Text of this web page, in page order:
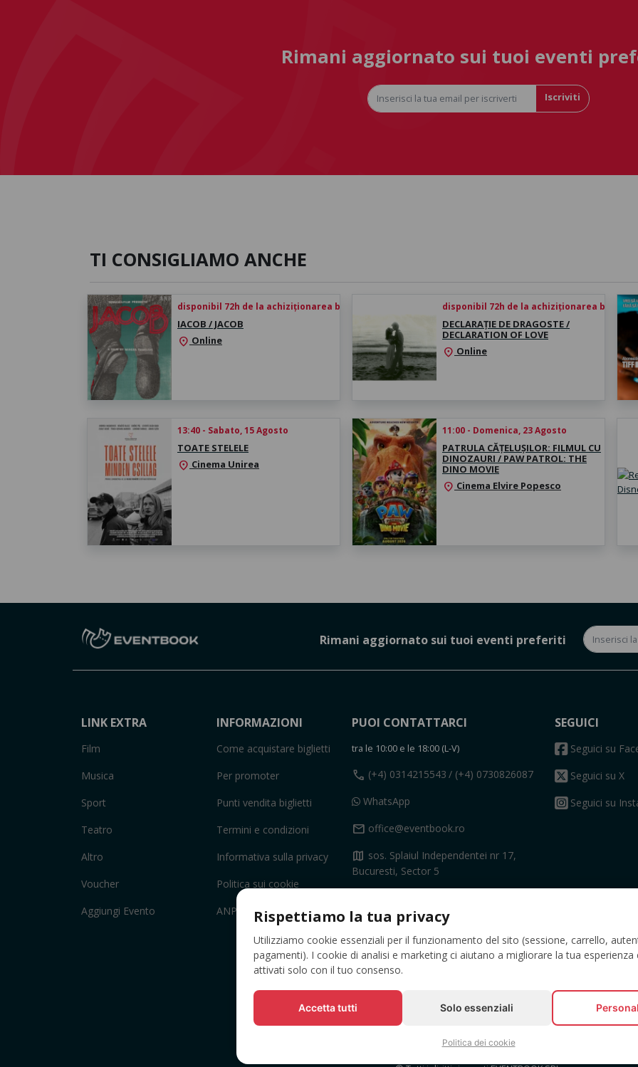
Rimani aggiornato sui tuoi eventi
Iscriviti
TI CONSIGLIAMO ANCHE
disponibil 72h de la achiziționarea biletului
IACOB / JACOB
location_on Online
disponibil 72h de la achiziționarea biletului
DECLARAȚIE DE DRAGOSTE /
DECLARATION OF LOVE
location_on Online
13:40 - Sabato, 15 Agosto
TOATE STELELE
location_on Cinema Unirea
11:00 - Domenica, 23 Agosto
PATRULA CĂȚELUȘILOR: FILMUL CU
DINOZAURI / PAW PATROL: THE
DINO MOVIE
location_on Cinema Elvire Popesco
Rimani aggiornato sui tuoi eventi preferiti
LINK EXTRA
Film
Musica
Sport
Teatro
Altro
Voucher
Aggiungi Evento
INFORMAZIONI
Come acquistare biglietti
Per promoter
Punti vendita biglietti
Termini e condizioni
Informativa sulla privacy
Politica sui cookie
ANPC
PUOI CONTATTARCI
tra le 10:00 e le 18:00 (L-V)
call (+4) 0314215543 / (+4) 0730826087
WhatsApp
mail office@eventbook.ro
map sos. Splaiul Independentei nr 17,
Bucuresti, Sector 5
SEGUICI
Seguici su
Seguici su X
Seguici su
Rispettiamo la tua privacy
Utilizziamo cookie essenziali per il funzionamento del sito (sessione, carrello,
pagamenti). I cookie di analisi e marketing ci aiutano a migliorare la tua esperienza
attivati solo con il tuo consenso.
Accetta tutti Solo essenziali
Politica dei cookie